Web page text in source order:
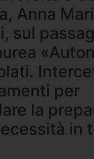
Anna
sul
per
la
in